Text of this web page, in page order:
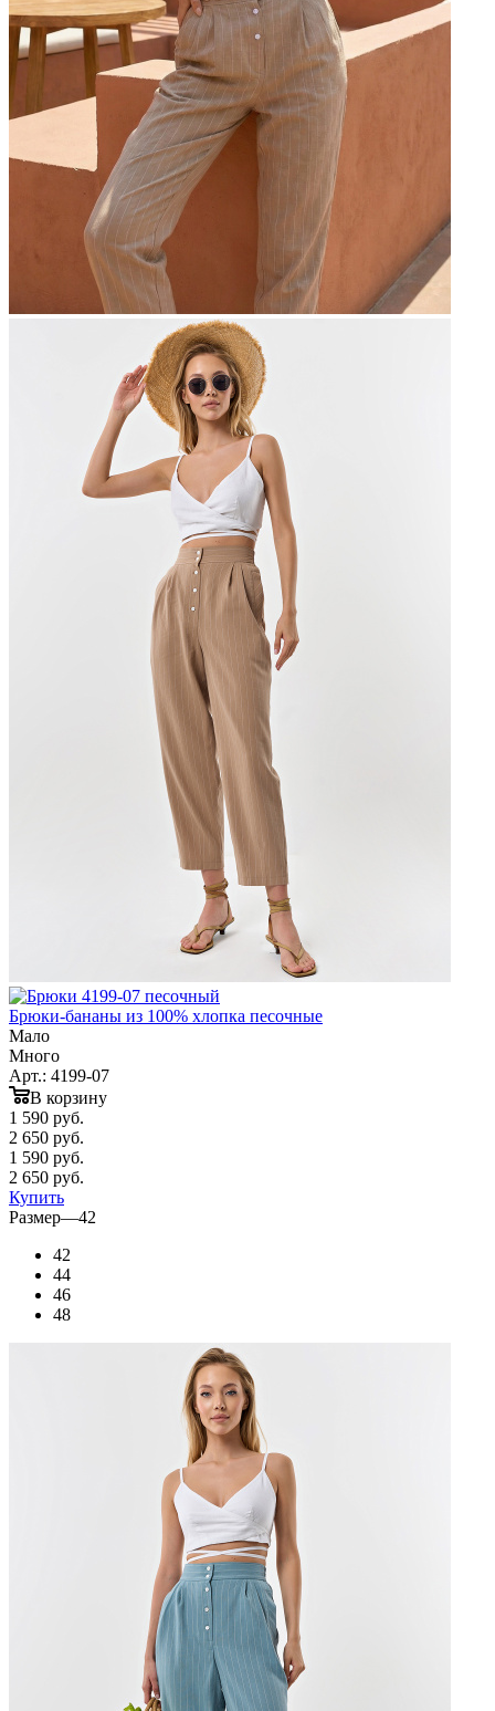
Брюки-бананы из 100% хлопка песочные
Мало
Много
Арт.: 4199-07
В корзину
1 590 руб.
2 650 руб.
1 590 руб.
2 650 руб.
Купить
Размер—42
42
44
46
48